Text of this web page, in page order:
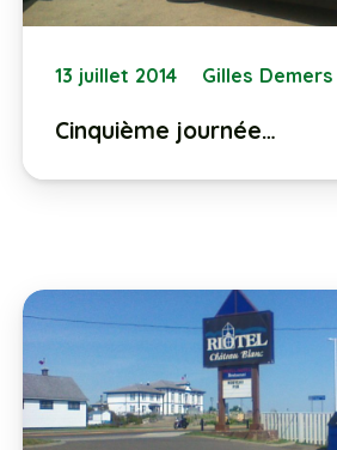
13 juillet 2014 Gilles Demers
Cinquième journée…